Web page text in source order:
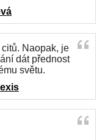
Naopak, je
dát přednost
světu.